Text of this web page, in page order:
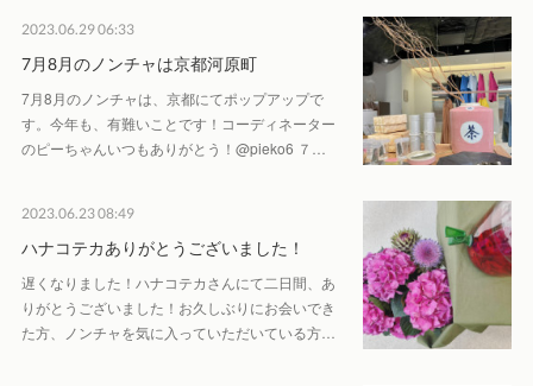
2023.06.29 06:33
7月8月のノンチャは京都河原町
7月8月のノンチャは、京都にてポップアップで
す。今年も、有難いことです！コーディネーター
のピーちゃんいつもありがとう！@pieko6 ７…
2023.06.23 08:49
ハナコテカありがとうございました！
遅くなりました！ハナコテカさんにて二日間、あ
りがとうございました！お久しぶりにお会いでき
た方、ノンチャを気に入っていただいている方…